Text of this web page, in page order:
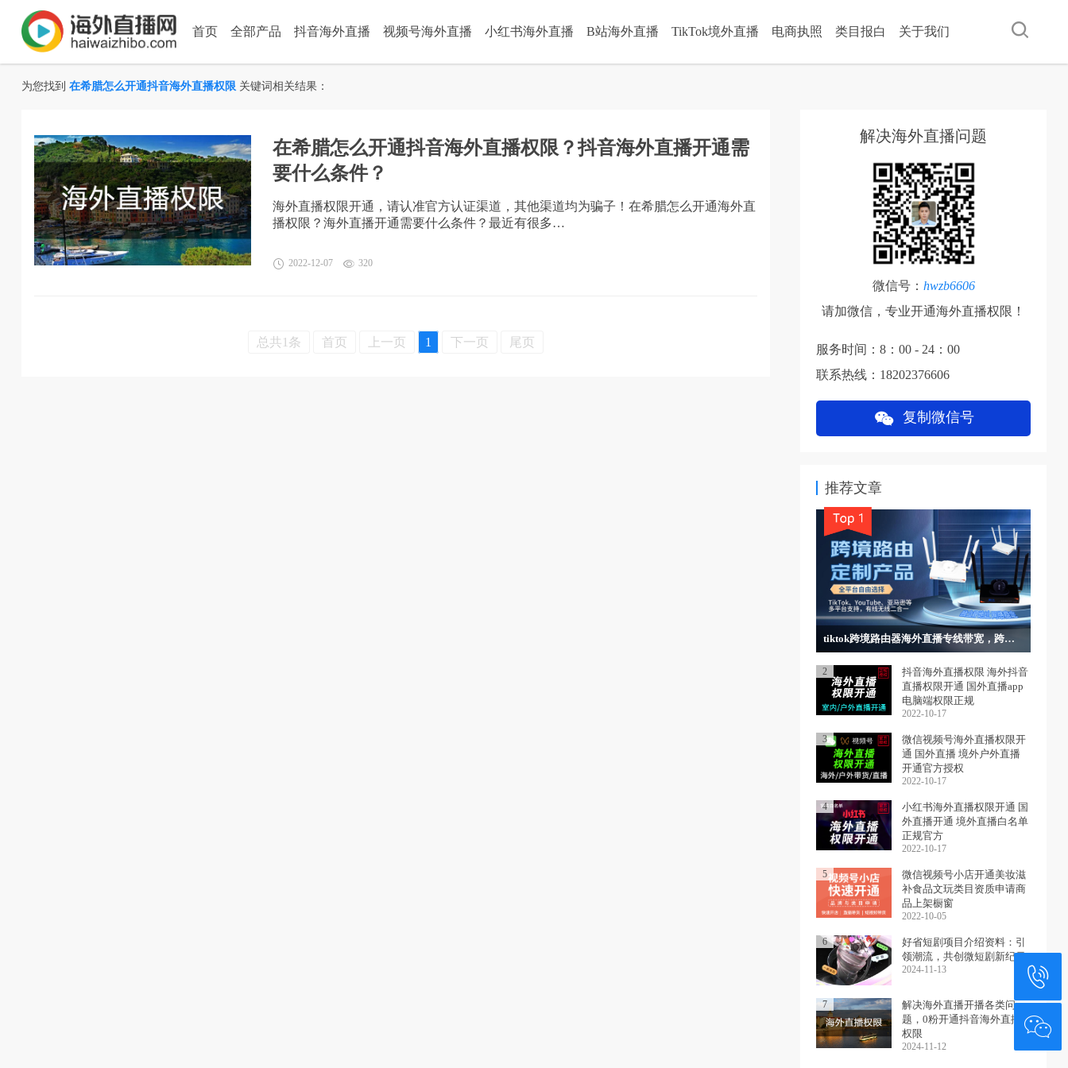
首页 全部产品 抖音海外直播 视频号海外直播 小红书海外直播 B站海外直播 TikTok境外直播 电商执照 类目报白 关于我们
为您找到 在希腊怎么开通抖音海外直播权限关键词相关结果：
在希腊怎么开通抖音海外直播权限？抖音海外直播开通需
要什么条件？
海外直播权限开通，请认准官方认证渠道，其他渠道均为骗子！在希腊怎么开通海外直
播权限？海外直播开通需要什么条件？最近有很多…
2022-12-07 320
总共1条 首页 上一页 1 下一页 尾页
解决海外直播问题
微信号： hwzb6606
请加微信，专业开通海外直播权限！
服务时间：8：00 - 24：00
联系热线：18202376606
复制微信号
推荐文章
tiktok跨境路由器海外直播专线带宽，跨境电商，独立IP网络稳定
2
抖音海外直播权限 海外抖音
直播权限开通 国外直播app
电脑端权限正规
2022-10-17
3
微信视频号海外直播权限开
通 国外直播 境外户外直播
开通官方授权
2022-10-17
4
小红书海外直播权限开通 国
外直播开通 境外直播白名单
正规官方
2022-10-17
5
微信视频号小店开通美妆滋
补食品文玩类目资质申请商
品上架橱窗
2022-10-05
6
好省短剧项目介绍资料：引
领潮流，共创微短剧新纪元
2024-11-13
7
‌解决海外直播开播各类问
题，0粉开通抖音海外直播
权限
2024-11-12